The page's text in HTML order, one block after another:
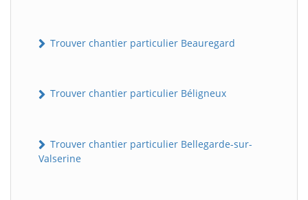
Trouver chantier particulier Beauregard
Trouver chantier particulier Béligneux
Trouver chantier particulier Bellegarde-sur-
Valserine